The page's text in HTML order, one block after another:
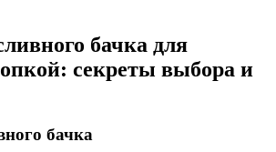
бачка для
секреты выбора и
бачка